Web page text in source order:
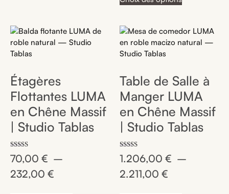
Étagères
Flottantes LUMA
en Chêne Massif
| Studio Tablas
Note
4.86
70,00 € –
232,00 €
Table de Salle à
Manger LUMA
en Chêne Massif
| Studio Tablas
Note
4.92
1.206,00 € –
2.211,00 €